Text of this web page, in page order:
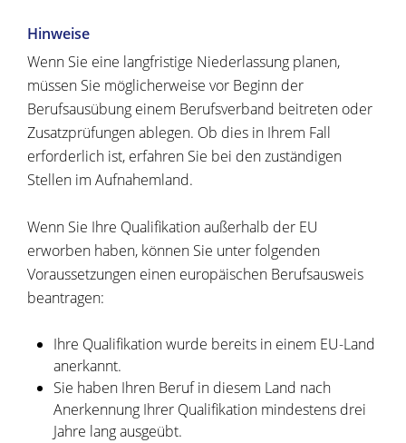
Hinweise
Wenn Sie eine langfristige Niederlassung planen,
müssen Sie möglicherweise vor Beginn der
Berufsausübung einem Berufsverband beitreten oder
Zusatzprüfungen ablegen. Ob dies in Ihrem Fall
erforderlich ist, erfahren Sie bei den zuständigen
Stellen im Aufnahemland.
Wenn Sie Ihre Qualifikation außerhalb der EU
erworben haben, können Sie unter folgenden
Voraussetzungen einen europäischen Berufsausweis
beantragen:
Ihre Qualifikation wurde bereits in einem EU-Land
anerkannt.
Sie haben Ihren Beruf in diesem Land nach
Anerkennung Ihrer Qualifikation mindestens drei
Jahre lang ausgeübt.